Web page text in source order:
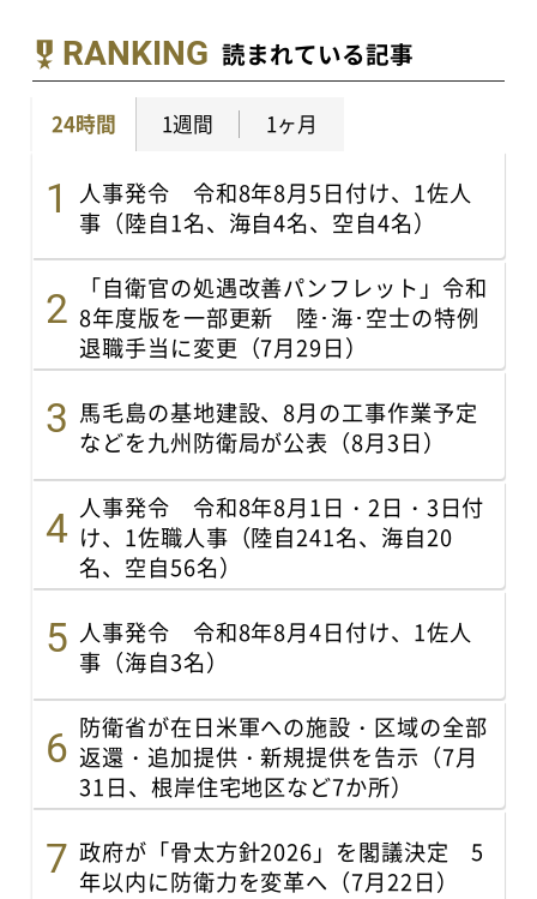
RANKING 読まれている記事
24時間 1週間 1ヶ月
人事発令 令和8年8月5日付け、1佐人
事（陸自1名、海自4名、空自4名）
「自衛官の処遇改善パンフレット」令和
8年度版を一部更新 陸･海･空士の特例
退職手当に変更（7月29日）
馬毛島の基地建設、8月の工事作業予定
などを九州防衛局が公表（8月3日）
人事発令 令和8年8月1日・2日・3日付
け、1佐職人事（陸自241名、海自20
名、空自56名）
人事発令 令和8年8月4日付け、1佐人
事（海自3名）
防衛省が在日米軍への施設・区域の全部
返還・追加提供・新規提供を告示（7月
31日、根岸住宅地区など7か所）
政府が「骨太方針2026」を閣議決定 5
年以内に防衛力を変革へ（7月22日）